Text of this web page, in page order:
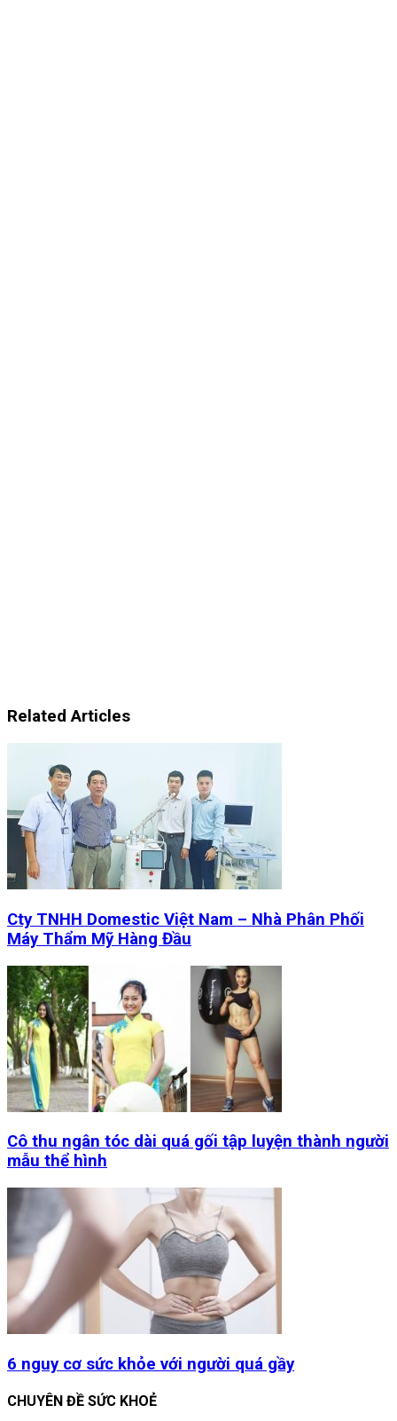
Related Articles
Cty TNHH Domestic Việt Nam – Nhà Phân Phối
Máy Thẩm Mỹ Hàng Đầu
Cô thu ngân tóc dài quá gối tập luyện thành người
mẫu thể hình
6 nguy cơ sức khỏe với người quá gầy
CHUYÊN ĐỀ SỨC KHOẺ